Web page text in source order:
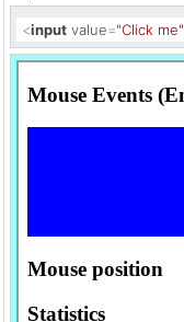
<input value="Click me"